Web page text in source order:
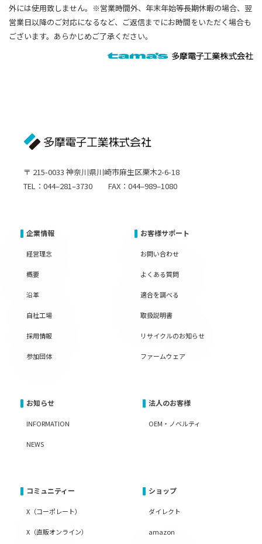
外には使用致しません。※営業時間外、年末年始等長期休暇の場合、翌
営業日以降のご対応になるなど、ご返信までにお時間をいただく場合も
ございます。あらかじめご了承ください。
〒 215-0033 神奈川県川崎市麻生区栗木2-6-18
TEL：044–281–3730 FAX：044–989–1080
企業情報
経営理念
概要
沿革
自社工場
採用情報
参加団体
お客様サポート
お問い合わせ
よくある質問
適合を調べる
取扱説明書
リサイクルのお知らせ
ファームウェア
お知らせ
INFORMATION
NEWS
法人のお客様
OEM・ノベルティ
コミュニティー
X（コーポレート）
X（直販オンライン）
ショップ
ダイレクト
amazon